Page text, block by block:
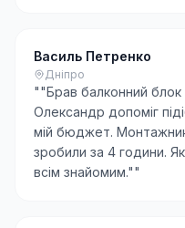
Василь Петренко
Дніпро
""Брав балконний
Олександр допоміг
мій бюджет.
зробили за 4 години.
всім знайомим.""